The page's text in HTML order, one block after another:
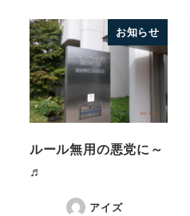
お知らせ
ルール無用の悪党に～
♬
アイズ